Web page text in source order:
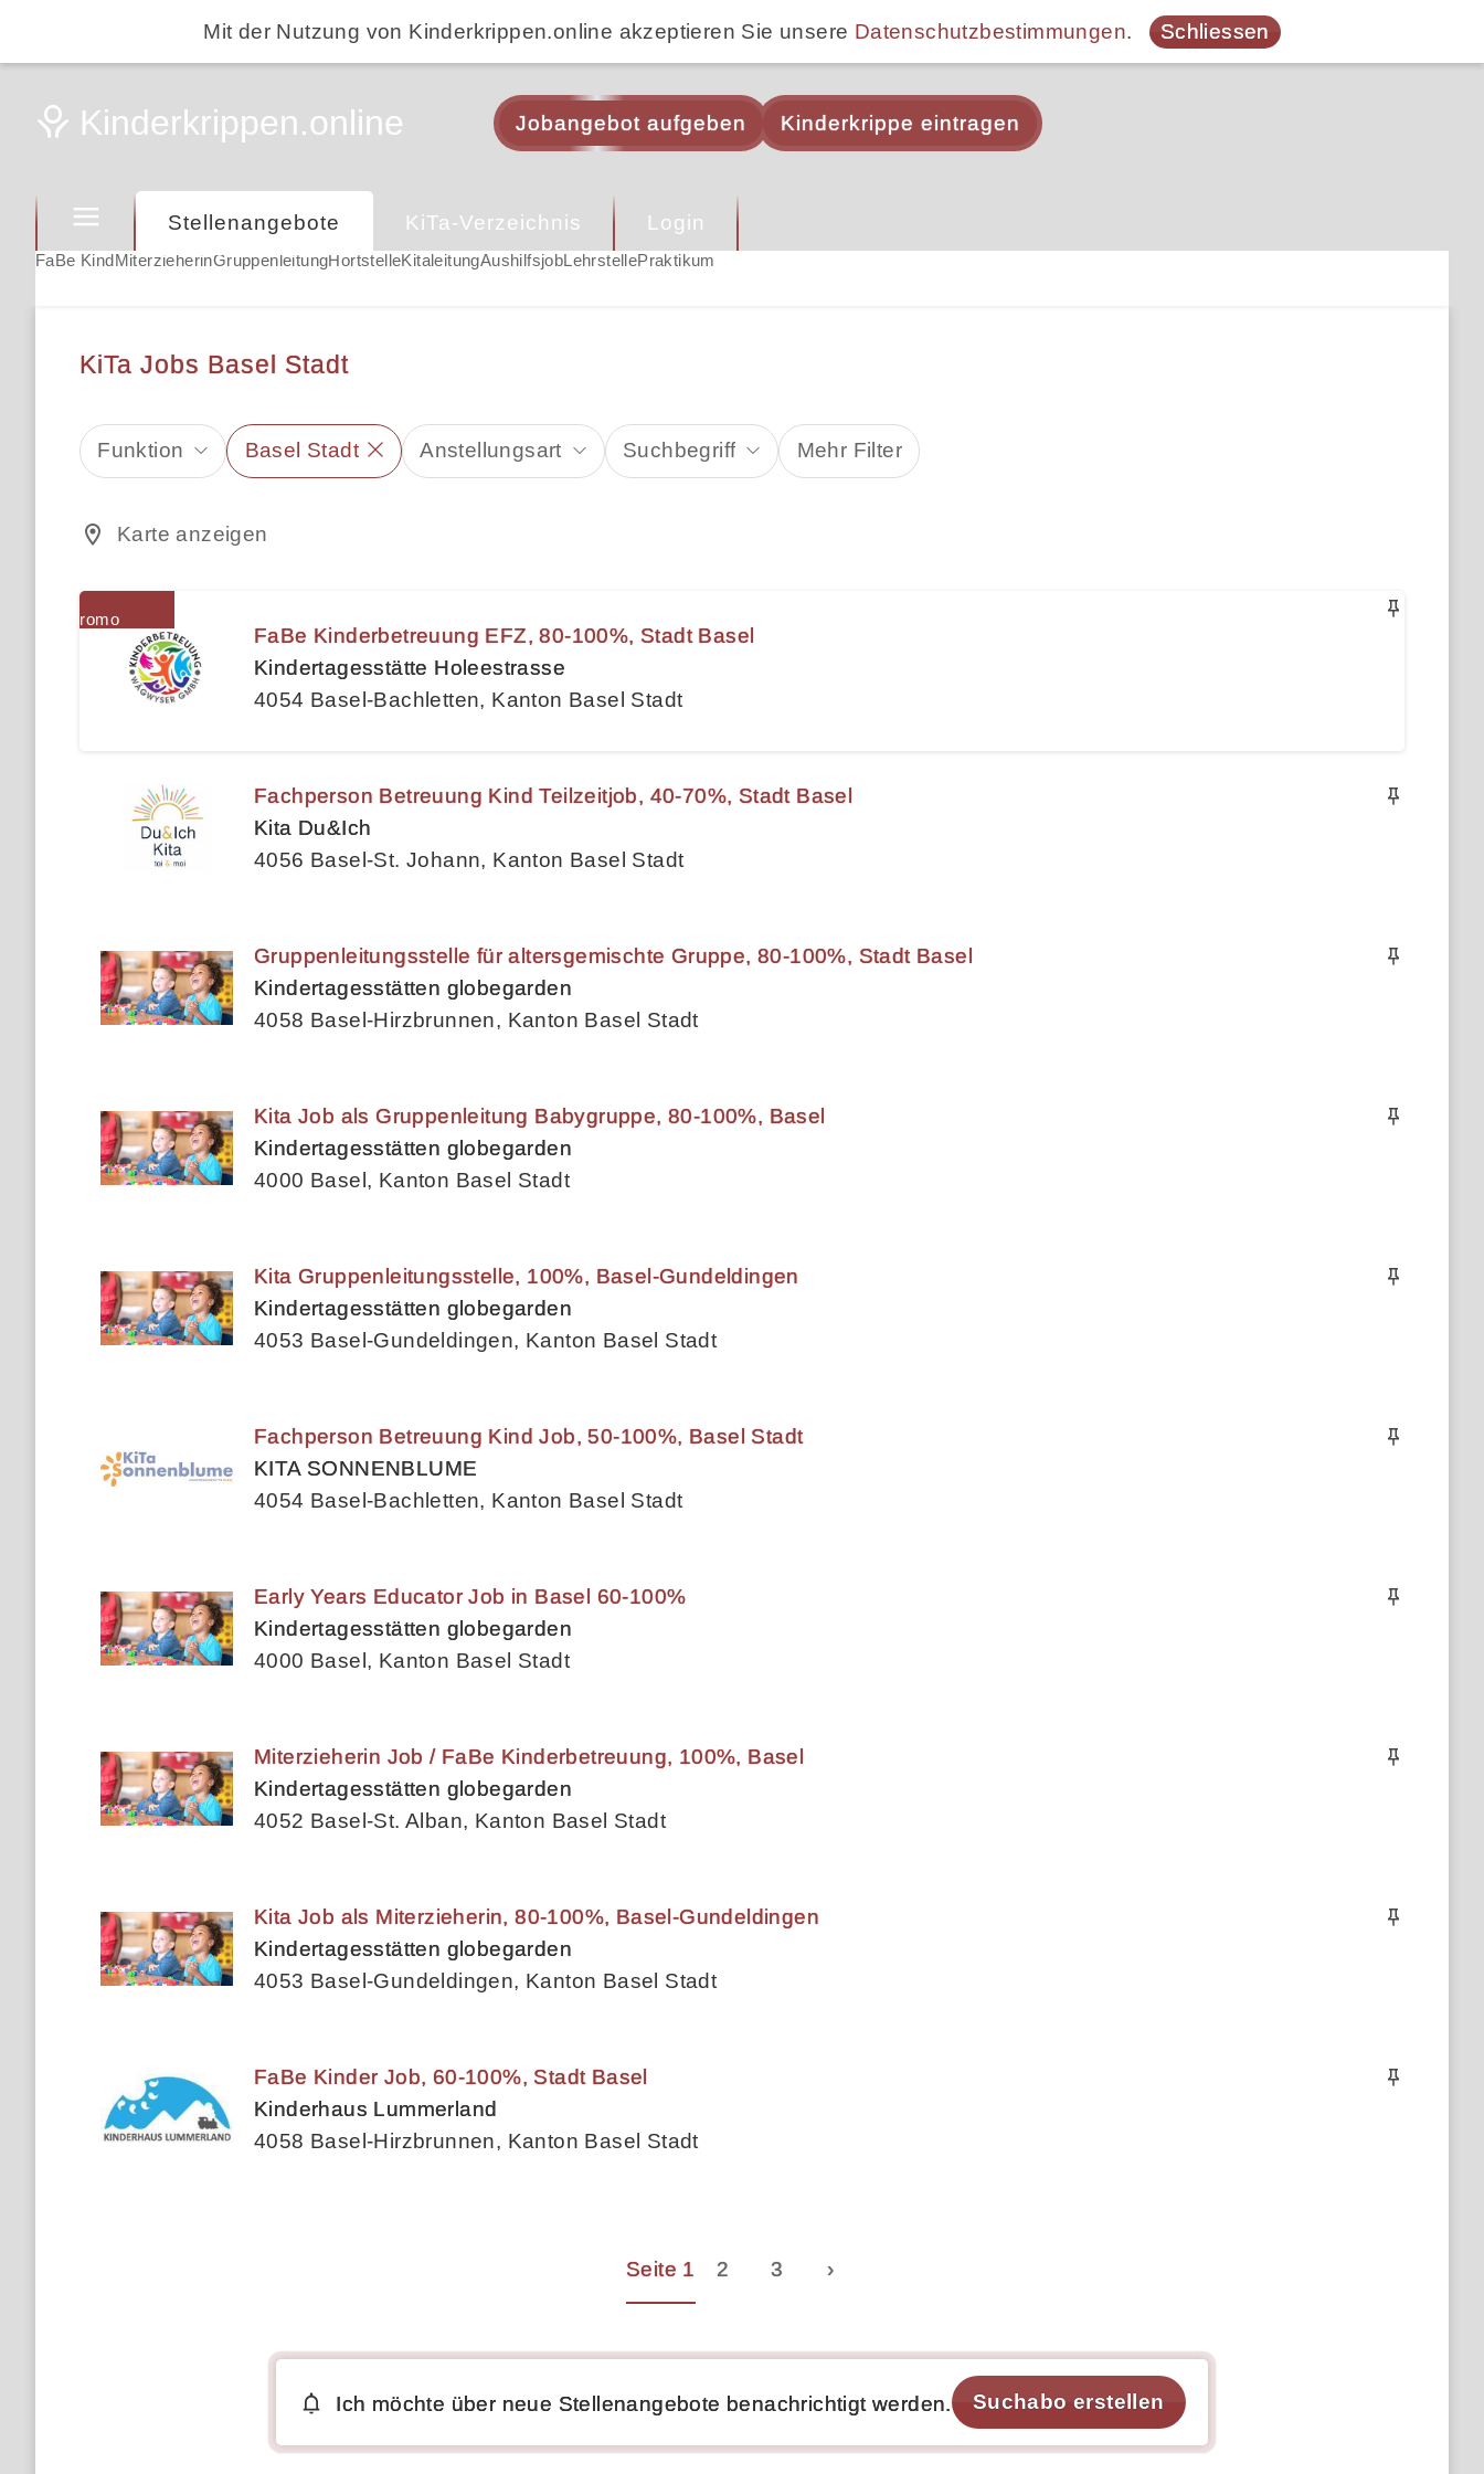
Mit der Nutzung von Kinderkrippen.online akzeptieren Sie unsere Datenschutzbestimmungen. Schliessen
Jobangebot aufgeben Kinderkrippe eintragen
Stellenangebote KiTa-Verzeichnis Login
FaBe KindMiterzieherinGruppenleitungHortstelleKitaleitungAushilfsjobLehrstellePraktikum
KiTa Jobs Basel Stadt
Funktion Basel Stadt Anstellungsart Suchbegriff Mehr Filter
Karte anzeigen
FaBe Kinderbetreuung EFZ, 80-100%, Stadt Basel
Kindertagesstätte Holeestrasse
4054 Basel-Bachletten, Kanton Basel Stadt
Fachperson Betreuung Kind Teilzeitjob, 40-70%, Stadt Basel
Kita Du&Ich
4056 Basel-St. Johann, Kanton Basel Stadt
Gruppenleitungsstelle für altersgemischte Gruppe, 80-100%, Stadt Basel
Kindertagesstätten globegarden
4058 Basel-Hirzbrunnen, Kanton Basel Stadt
Kita Job als Gruppenleitung Babygruppe, 80-100%, Basel
Kindertagesstätten globegarden
4000 Basel, Kanton Basel Stadt
Kita Gruppenleitungsstelle, 100%, Basel-Gundeldingen
Kindertagesstätten globegarden
4053 Basel-Gundeldingen, Kanton Basel Stadt
Fachperson Betreuung Kind Job, 50-100%, Basel Stadt
KITA SONNENBLUME
4054 Basel-Bachletten, Kanton Basel Stadt
Early Years Educator Job in Basel 60-100%
Kindertagesstätten globegarden
4000 Basel, Kanton Basel Stadt
Miterzieherin Job / FaBe Kinderbetreuung, 100%, Basel
Kindertagesstätten globegarden
4052 Basel-St. Alban, Kanton Basel Stadt
Kita Job als Miterzieherin, 80-100%, Basel-Gundeldingen
Kindertagesstätten globegarden
4053 Basel-Gundeldingen, Kanton Basel Stadt
FaBe Kinder Job, 60-100%, Stadt Basel
Kinderhaus Lummerland
4058 Basel-Hirzbrunnen, Kanton Basel Stadt
Seite 1 2 3 ›
Ich möchte über neue Stellenangebote benachrichtigt werden. Suchabo erstellen